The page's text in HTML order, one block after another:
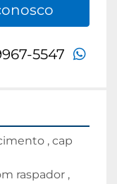
5547
, cap
raspador ,